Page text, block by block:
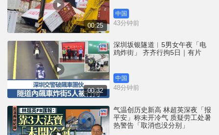
00:25
中国
43分钟前
00:32
深圳坂银隧道︱5男女午夜「电
鸡炸街」 齐齐行拘5日｜有片
中国
48分钟前
气温创历史新高 林超英深夜「报
平安」称未开冷气 质疑劳工处暑
热警告「取消也没分别」